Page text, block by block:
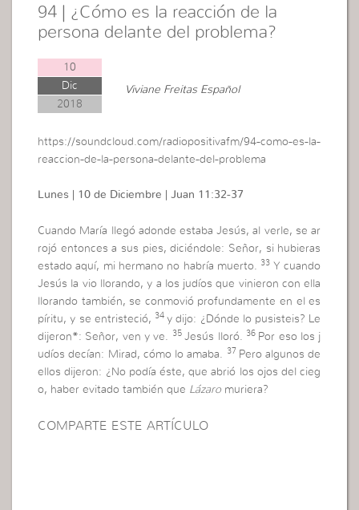
94 | ¿Cómo es la reacción de la
persona delante del problema?
10
Dic
2018
Viviane Freitas Español
https://soundcloud.com/radiopositivafm/94-como-es-la-
reaccion-de-la-persona-delante-del-problema
Lunes | 10 de Diciembre | Juan 11:32-37
Cuando María llegó adonde estaba Jesús, al verle, se ar
rojó entonces a sus pies, diciéndole: Señor, si hubieras
estado aquí, mi hermano no habría muerto.
33 Y cuando
Jesús la vio llorando, y a los judíos que vinieron con ella
llorando también, se conmovió profundamente en el es
píritu, y se entristeció, 34y dijo: ¿Dónde lo pusisteis? Le
dijeron*: Señor, ven y ve.
35 Jesús lloró. 36 Por eso los j
udíos decían: Mirad, cómo lo amaba.
37 Pero algunos de
ellos dijeron: ¿No podía éste, que abrió los ojos del cieg
o, haber evitado también que Lázaromuriera?
COMPARTE ESTE ARTÍCULO